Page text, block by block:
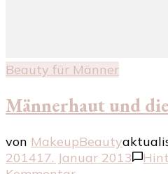
Beauty für Männer
Männerhaut und
von MakeupBeauty
201417. Januar 2013